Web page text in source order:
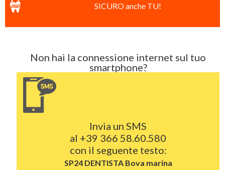
SICURO anche TU!
Non hai la connessione internet sul tuo
smartphone?
Invia un SMS
al +39 366 58.60.580
con il seguente testo:
SP24 DENTISTA Bova marina